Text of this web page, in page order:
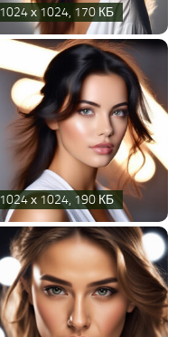
1024 х 1024, 170 КБ
1024 х 1024, 190 КБ